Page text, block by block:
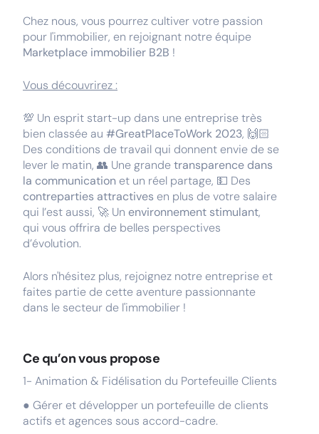
Chez nous, vous pourrez cultiver votre passion
pour l'immobilier, en rejoignant notre équipe
Marketplace immobilier B2B !
Vous découvrirez :
💯 Un esprit start-up dans une entreprise très
bien classée au #GreatPlaceToWork 2023, 🙌🏻
Des conditions de travail qui donnent envie de se
lever le matin, 👥 Une grandetransparence dans
la communication et un réel partage, 💵 Des
contreparties attractives en plus de votre salaire
qui l’est aussi, 🚀 Un environnement stimulant,
qui vous offrira de belles perspectives
d’évolution.
Alors n'hésitez plus, rejoignez notre entreprise et
faites partie de cette aventure passionnante
dans le secteur de l'immobilier !
Ce qu’on vous propose
1- Animation & Fidélisation du Portefeuille Clients
● Gérer et développer un portefeuille de clients
actifs et agences sous accord-cadre.